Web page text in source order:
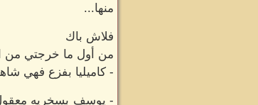
منها...
فلاش باك
من أول ما خرجتي من
- كاميليا بفزع فهي
- يوسف بسخريه معقول